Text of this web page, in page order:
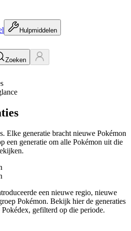
Hulpmiddelen
Zoeken
Elke generatie bracht nieuwe Pokémon
een generatie om alle Pokémon uit die
een nieuwe regio, nieuwe
Pokémon. Bekijk hier de generaties
Pokédex, gefilterd op die periode.